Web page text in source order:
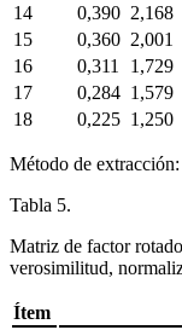
14
0,390 2,168
15
0,360 2,001
16
0,311 1,729
17
0,284 1,579
18
0,225 1,250
Método de
Tabla 5.
Matriz de factor
verosimilitud,
Ítem